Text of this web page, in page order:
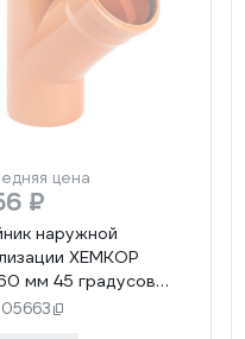
цена
₽
наружной
ХЕМКОР
мм 45 градусов
0 6307